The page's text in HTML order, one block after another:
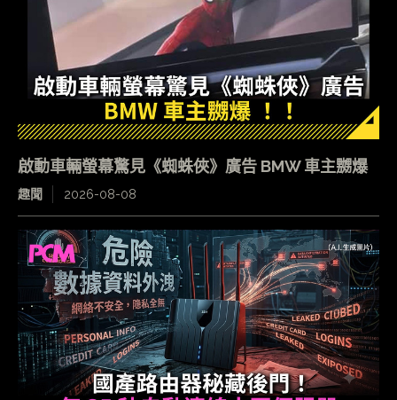
啟動車輛螢幕驚見《蜘蛛俠》廣告 BMW 車主嬲爆
趣聞 2026-08-08